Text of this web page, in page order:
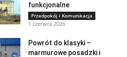
funkcjonalne
Przedpokój i Komunikacja
1 czerwca 2026
Powrót do klasyki –
marmurowe posadzki i